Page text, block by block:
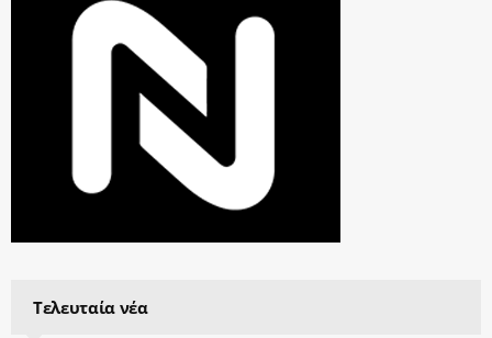
Τελευταία νέα